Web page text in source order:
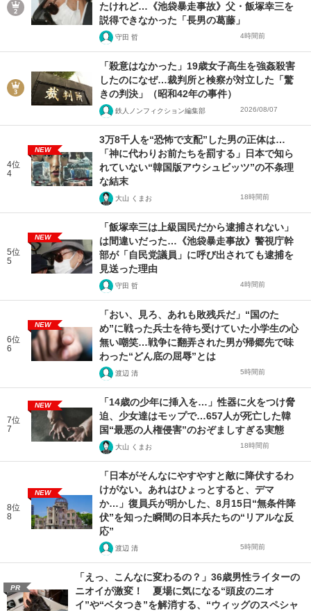
たけれど…《池袋暴走事故》父・飯塚幸三を
説得できなかった「長男の葛藤」
守田 哲 4時間前
「殺意はなかった」19歳女子高生を強姦殺害
したのになぜ…裁判所と検察が対立した「驚
きの判決」（昭和42年の事件）
鉄人ノンフィクション編集部 2026/08/07
4位
4
NEW
3万8千人を“恐怖で支配”した男の正体は…
「神に代わりお前たちを罰する」日本で知ら
れていない“韓国版アウシュビッツ”の不条理
な結末
大山 くまお 18時間前
5位
5
NEW
「飯塚幸三は上級国民だから逮捕されない」
は間違いだった…《池袋暴走事故》警視庁幹
部が「自民党議員」に呼び出されても逮捕を
見送った理由
守田 哲 4時間前
6位
6
NEW
「おい、見ろ、あれも敗残兵だ」“国のた
め”に戦った兵士を待ち受けていた小学生の心
無い嘲笑…戦争に翻弄された男が帰郷先で味
わった“どん底の屈辱”とは
渡辺 清 5時間前
7位
7
NEW
「14歳の少年に挿入を…」性器に火をつけ脅
迫、少女達はモップで…657人が死亡した韓
国“最悪の人権侵害”のおぞましすぎる実態
大山 くまお 18時間前
8位
8
NEW
「日本がそんなにやすやすと敵に降伏するわ
けがない。あれはひょっとすると、デマ
か…」復員兵が明かした、8月15日“無条件降
伏”を知った瞬間の日本兵たちの“リアルな反
応”
渡辺 清 5時間前
PR
「えっ、こんなに変わるの？」36歳男性ライターの
ニオイが激変！ 夏場に気になる“頭皮のニオ
イ”や“ベタつき”を解消する、“ウィッグのスペシャ